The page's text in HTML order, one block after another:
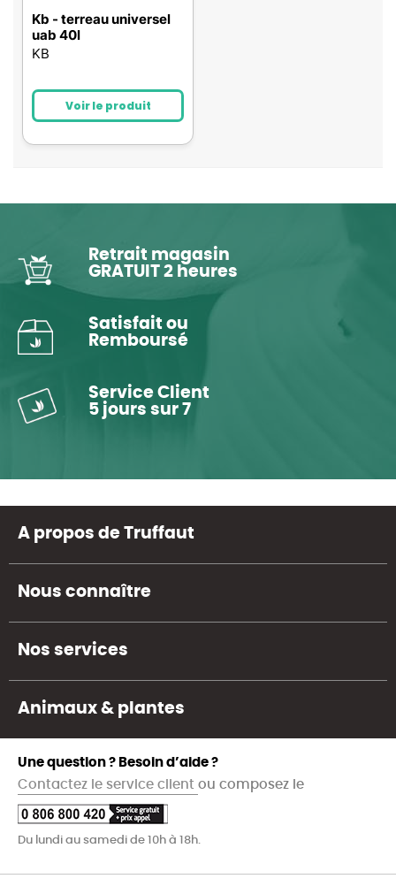
Kb - terreau universel
uab 40l
KB
Voir le produit
Retrait magasin
GRATUIT 2 heures
Satisfait ou
Remboursé
Service Client
5 jours sur 7
A propos de Truffaut
Nous connaître
Nos services
Animaux & plantes
Une question ? Besoin d’aide ?
Contactez le service client ou composez le
Du lundi au samedi de 10h à 18h.